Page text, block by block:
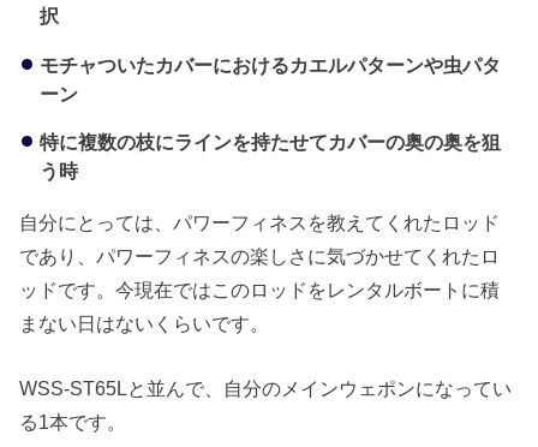
択
モチャついたカバーにおけるカエルパターンや虫パタ
ーン
特に複数の枝にラインを持たせてカバーの奥の奥を狙
う時
自分にとっては、パワーフィネスを教えてくれたロッド
であり、パワーフィネスの楽しさに気づかせてくれたロ
ッドです。今現在ではこのロッドをレンタルボートに積
まない日はないくらいです。
WSS-ST65Lと並んで、自分のメインウェポンになってい
る1本です。